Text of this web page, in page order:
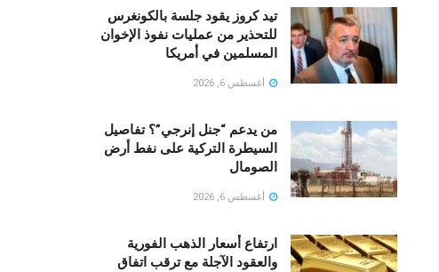
تيد كروز يقود جلسة بالكونغرس
للتحذير من عمليات نفوذ الإخوان
المسلمين في أمريكا
أغسطس 6, 2026
من يدعم “جنل إنرجي”؟ تفاصيل
السيطرة التركية على نفط أرض
الصومال
أغسطس 6, 2026
ارتفاع أسعار الذهب الفورية
والعقود الآجلة مع ترقب اتفاق